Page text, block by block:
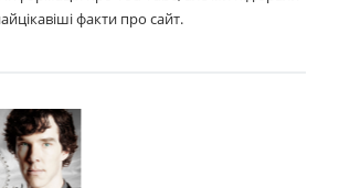
факти про сайт.